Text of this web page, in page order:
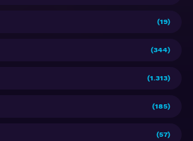
(19)
(344)
(1.313)
(185)
(57)